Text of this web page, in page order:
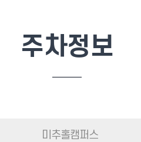
주차정보
미추홀캠퍼스